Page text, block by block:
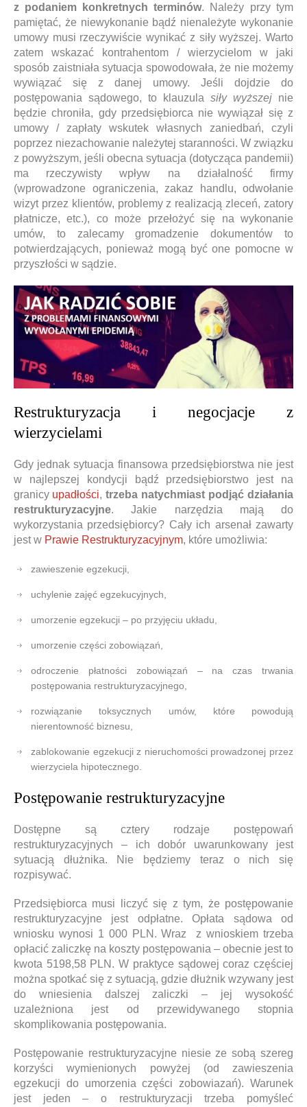
z podaniem konkretnych terminów. Należy przy tym
pamiętać, że niewykonanie bądź nienależyte wykonanie
umowy musi rzeczywiście wynikać z siły wyższej. Warto
zatem wskazać kontrahentom / wierzycielom w jaki
sposób zaistniała sytuacja spowodowała, że nie możemy
wywiązać się z danej umowy. Jeśli dojdzie do
postępowania sądowego, to klauzula siły wyższej nie
będzie chroniła, gdy przedsiębiorca nie wywiązał się z
umowy / zapłaty wskutek własnych zaniedbań, czyli
poprzez niezachowanie należytej staranności. W związku
z powyższym, jeśli obecna sytuacja (dotycząca pandemii)
ma rzeczywisty wpływ na działalność firmy
(wprowadzone ograniczenia, zakaz handlu, odwołanie
wizyt przez klientów, problemy z realizacją zleceń, zatory
płatnicze, etc.), co może przełożyć się na wykonanie
umów, to zalecamy gromadzenie dokumentów to
potwierdzających, ponieważ mogą być one pomocne w
przyszłości w sądzie.
Restrukturyzacja i negocjacje z
wierzycielami
Gdy jednak sytuacja finansowa przedsiębiorstwa nie jest
w najlepszej kondycji bądź przedsiębiorstwo jest na
granicy upadłości, trzeba natychmiast podjąć działania
restrukturyzacyjne. Jakie narzędzia mają do
wykorzystania przedsiębiorcy? Cały ich arsenał zawarty
jest w Prawie Restrukturyzacyjnym, które umożliwia:
zawieszenie egzekucji,
uchylenie zajęć egzekucyjnych,
umorzenie egzekucji – po przyjęciu układu,
umorzenie części zobowiązań,
odroczenie płatności zobowiązań – na czas trwania
postępowania restrukturyzacyjnego,
rozwiązanie toksycznych umów, które powodują
nierentowność biznesu,
zablokowanie egzekucji z nieruchomości prowadzonej przez
wierzyciela hipotecznego.
Postępowanie restrukturyzacyjne
Dostępne są cztery rodzaje postępowań
restrukturyzacyjnych – ich dobór uwarunkowany jest
sytuacją dłużnika. Nie będziemy teraz o nich się
rozpisywać.
Przedsiębiorca musi liczyć się z tym, że postępowanie
restrukturyzacyjne jest odpłatne. Opłata sądowa od
wniosku wynosi 1 000 PLN. Wraz z wnioskiem trzeba
opłacić zaliczkę na koszty postępowania – obecnie jest to
kwota 5198,58 PLN. W praktyce sądowej coraz częściej
można spotkać się z sytuacją, gdzie dłużnik wzywany jest
do wniesienia dalszej zaliczki – jej wysokość
uzależniona jest od przewidywanego stopnia
skomplikowania postępowania.
Postępowanie restrukturyzacyjne niesie ze sobą szereg
korzyści wymienionych powyżej (od zawieszenia
egzekucji do umorzenia części zobowiazań). Warunek
jest jeden – o restrukturyzacji trzeba pomyśleć